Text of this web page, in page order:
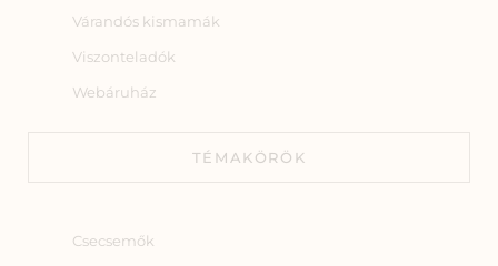
Várandós kismamák
Viszonteladók
Webáruház
TÉMAKÖRÖK
Csecsemők